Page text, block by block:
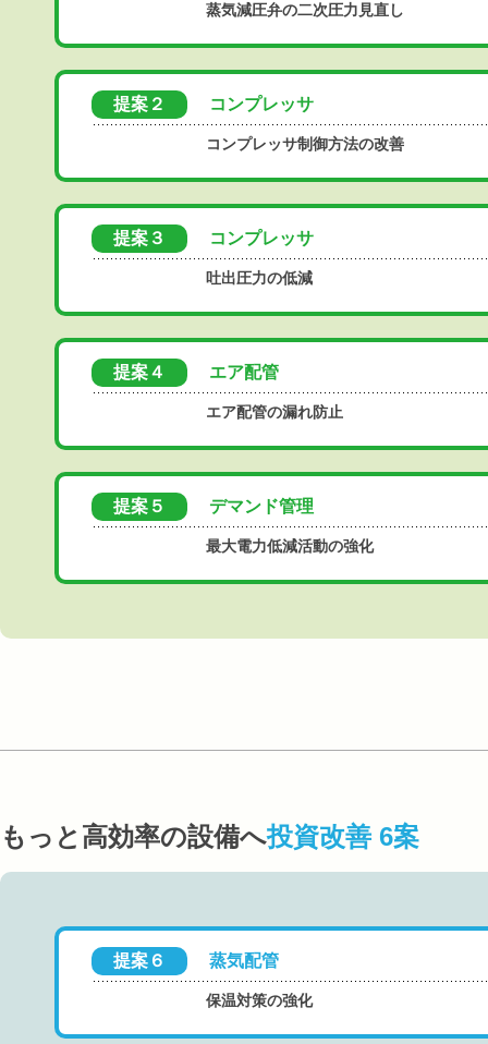
蒸気減圧弁の二次圧力見直し
提案２ コンプレッサ
コンプレッサ制御方法の改善
提案３ コンプレッサ
吐出圧力の低減
提案４ エア配管
エア配管の漏れ防止
提案５ デマンド管理
最大電力低減活動の強化
もっと高効率の設備へ投資改善 6案
提案６ 蒸気配管
保温対策の強化